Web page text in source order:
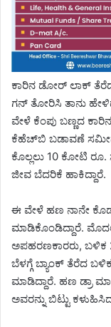
ಕಾರಿನ ಡೋರ್ ಲಾಕ್ ತೆರೆದ
ಗನ್ ತೋರಿಸಿ ತಾನು
ವೇಳೆ ಕೆಂಪು ಬಣ್ಣದ
ಕೆಹೆಚ್‌ಬಿ ಬಡಾವಣೆ ಸಮೀಪ
ಕೊಲ್ಲಲು 10 ಕೋಟಿ ರೂ.
ಜೀವ ಬೆದರಿಕೆ ಹಾಕಿದ್ದಾರೆ.
ಈ ವೇಳೆ ಹಣ ನಾನೇ
ಮಾಡಿಕೊಂಡಿದ್ದಾರೆ.
ಅಪಹರಣಕಾರರು, ಬಳಿಕ
ಬೆಳಗ್ಗೆ ಬ್ಯಾಂಕ್ ತೆರೆದ
ಮಾಡಿದ್ದಾರೆ. ಹಣ ಡ್ರಾ
ಅವರನ್ನು ಬಿಟ್ಟು